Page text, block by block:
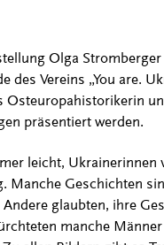
Olga
des Vereins „You are.
Osteuropahistorikerin
präsentiert werden.
leicht, Ukrainerinnen
Manche Geschichten
glaubten, ihre
manche